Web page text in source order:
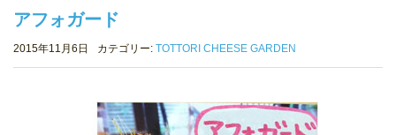
アフォガード
2015年11月6日 カテゴリー: TOTTORI CHEESE GARDEN